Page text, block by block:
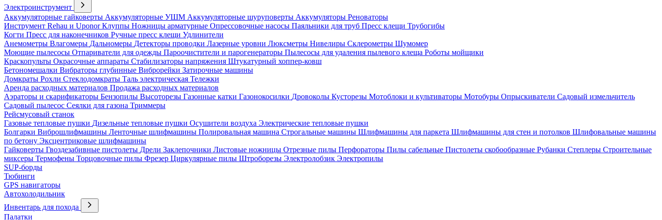
Электроинструмент
Аккумуляторные гайковерты Аккумуляторные УШМ Аккумуляторные шуруповерты Аккумуляторы Реноваторы
Инструмент Rehau и UponorКлуппы Ножницы арматурные Опрессовочные насосы Паяльники для труб Пресс клещи Трубогибы
Когти Пресс для наконечников Ручные пресс клещи Удлинители
Анемометры Влагомеры Дальномеры Детекторы проводки Лазерные уровни Люксметры Нивелиры Склерометры Шумомер
Моющие пылесосы Отпариватели для одежды Пароочистители и парогенераторы Пылесосы для удаления пылевого клеща Роботы мойщики
Краскопульты Окрасочные аппараты Стабилизаторы напряжения Штукатурный хоппер-ковш
Бетономешалки Вибраторы глубинные Виброрейки Затирочные машины
Домкраты Рохли Стеклодомкраты Таль электрическая Тележки
Аренда расходных материалов Продажа расходных материалов
Аэраторы и скарификаторы Бензопилы Высоторезы Газонные катки Газонокосилки Дровоколы Кусторезы Мотоблоки и культиваторы Мотобуры Опрыскиватели Садовый измельчитель
Садовый пылесос Сеялки для газона Триммеры
Рейсмусовый станок
Газовые тепловые пушки Дизельные тепловые пушки Осушители воздуха Электрические тепловые пушки
Болгарки Виброшлифмашины Ленточные шлифмашины Полировальная машина Строгальные машины Шлифмашины для паркета Шлифмашины для стен и потолков Шлифовальные машины
по бетону Эксцентриковые шлифмашины
Гайковерты Гвоздезабивные пистолеты Дрели Заклепочники Листовые ножницы Отрезные пилы Перфораторы Пилы сабельные Пистолеты скобообразные Рубанки Степлеры Строительные
миксеры Термофены Торцовочные пилы Фрезер Циркулярные пилы Штроборезы Электролобзик Электропилы
SUP-борды
Тюбинги
GPS навигаторы
Автохолодильник
Инвентарь для похода
Палатки